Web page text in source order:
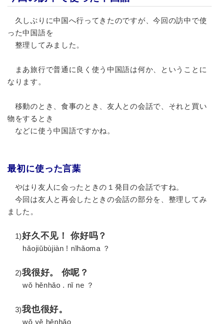
久しぶりに中国へ行ってきたのですが、今回の訪中で使
った中国語を
整理してみました。
まあ旅行で普通に良く使う中国語は何か、ということに
なります。
移動のとき、食事のとき、友人との会話で、それと買い
物をするとき
などに使う中国語ですかね。
最初に使った言葉
やはり友人に会ったときの１発目の会話ですね。
今回は友人と再会したときの会話の部分を、整理してみ
ました。
1)好久不见！ 你好吗？
hǎojiǔbùjiàn ! nǐhǎoma ？
2)我很好。 你呢？
wǒ hěnhǎo . nǐ ne ？
3)我也很好。
wǒ yě hěnhǎo